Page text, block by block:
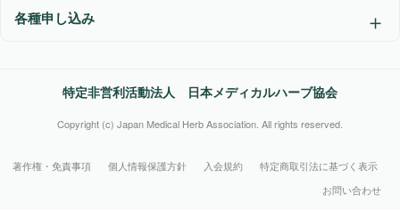
各種申し込み
特定非営利活動法人 日本メディカルハーブ協会
Copyright (c) Japan Medical Herb Association. All rights reserved.
著作権・免責事項 個人情報保護方針 入会規約
特定商取引法に基づく表示
お問い合わせ